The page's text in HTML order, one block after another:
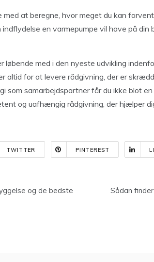
at beregne, hvor meget du kan
en varmepumpe vil have på din
løbende med i den nyeste udvikling
altid for at levere rådgivning, der er
som samarbejdspartner får du ikke blot
og uafhængig rådgivning, der hjælper
TWITTER PINTEREST
og de bedste
Sådan